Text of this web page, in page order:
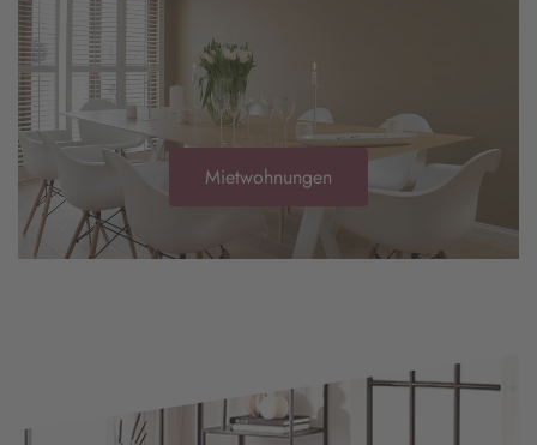
Mietwohnungen